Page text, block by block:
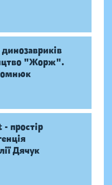
"Жорж".
простір
Дячук